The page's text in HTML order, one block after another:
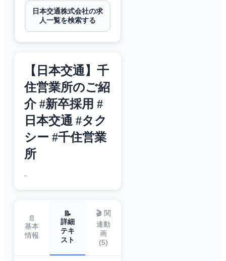
日本交通株式会社の求
人一覧を検索する
【日本交通】千
住営業所のご紹
介 #新卒採用 #
日本交通 #タク
シー #千住営業
所
-
📄
基本
情報
📝
詳細
テキ
スト
🎬 関
連動
画
(5)